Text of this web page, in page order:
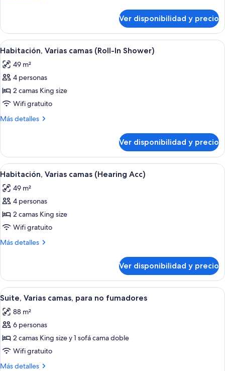
Varias
camas,
bañera
Ver disponibilidad y precio
Ver
todas
las
fotos
de
Habitación,
Varias
In
Shower)
Una habitación de hotel con dos
4
Habitación, Varias camas (Roll-In Shower)
49 m²
4 personas
2 camas King size
Wifi gratuito
Más detalles
Más
Varias
camas
(Roll-
Shower)
Ver disponibilidad y precio
Ver
todas
las
fotos
de
Habitación,
Varias
Acc)
Habitación de hotel con dos camas,
4
Habitación, Varias camas (Hearing Acc)
49 m²
4 personas
2 camas King size
Wifi gratuito
Más detalles
Más
Varias
camas
(Hearing
Ver disponibilidad y precio
Ver
todas
las
fotos
de
Suite,
Varias
Habitación de hotel con una cama,
5
Suite, Varias camas, para no fumadores
88 m²
6 personas
2 camas King size y 1 sofá cama doble
Wifi gratuito
Más detalles
Más